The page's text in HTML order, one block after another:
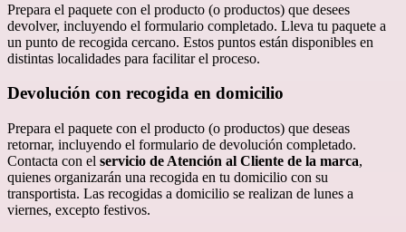
Prepara el paquete con el producto (o productos) que desees
devolver, incluyendo el formulario completado. Lleva tu paquete a
un punto de recogida cercano. Estos puntos están disponibles en
distintas localidades para facilitar el proceso.
Devolución con recogida en domicilio
Prepara el paquete con el producto (o productos) que deseas
retornar, incluyendo el formulario de devolución completado.
Contacta con el servicio de Atención al Cliente de la marca,
quienes organizarán una recogida en tu domicilio con su
transportista. Las recogidas a domicilio se realizan de lunes a
viernes, excepto festivos.